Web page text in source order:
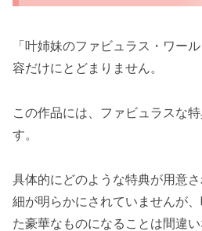
「叶姉妹のファビュラス・ワー
容だけにとどまりません。
この作品には、ファビュラスな
す。
具体的にどのような特典が用意
細が明らかにされていませんが
た豪華なものになることは間違い